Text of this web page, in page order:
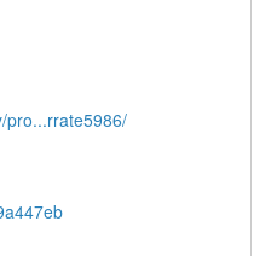
pro...rrate5986/